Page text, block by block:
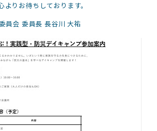
りお待ちしております。
員会 委員長 長谷川 大祐